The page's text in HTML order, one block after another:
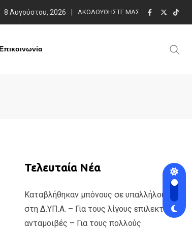
8 Αυγούστου, 2026 ΑΚΟΛΟΥΘΉΣΤΕ ΜΑΣ :
Επικοινωνία
Τελευταία Νέα
Καταβλήθηκαν μπόνους σε υπαλλήλους
στη Δ.ΥΠ.Α. – Για τους λίγους επιλεκτικές
ανταμοιβές – Για τους πολλούς